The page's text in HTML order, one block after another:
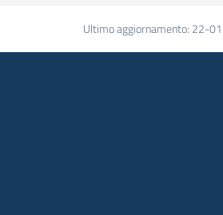
Ultimo aggiornamento: 22-